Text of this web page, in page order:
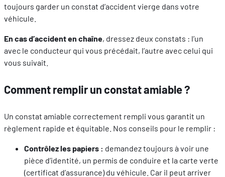
toujours garder un constat d’accident vierge dans votre
véhicule.
En cas d’accident en chaîne, dressez deux constats : l’un
avec le conducteur qui vous précédait, l’autre avec celui qui
vous suivait.
Comment remplir un constat amiable ?
Un constat amiable correctement rempli vous garantit un
règlement rapide et équitable. Nos conseils pour le remplir :
Contrôlez les papiers : demandez toujours à voir une
pièce d’identité, un permis de conduire et la carte verte
(certificat d’assurance) du véhicule. Car il peut arriver